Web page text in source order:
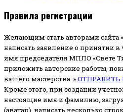
Правила регистрации
Желающим стать авторами сайта
написать заявление о принятии
имя председателя МПЛО «Свете
приложить авторские работы,
вашего мастерства. »
Кроме этого, при создании
настоящие имя и фамилию,
(аватар), написать несколько